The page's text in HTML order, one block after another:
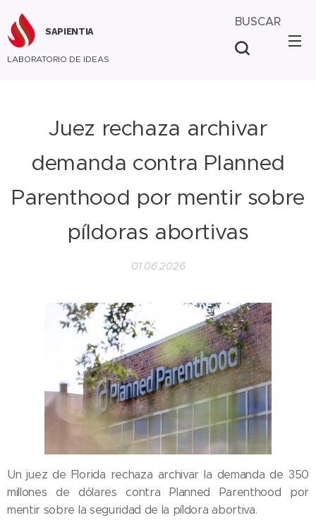
SAPIENTIA
LABORATORIO DE IDEAS
BUSCAR
Juez rechaza archivar
demanda contra Planned
Parenthood por mentir sobre
píldoras abortivas
01.06.2026
Un juez de Florida rechaza archivar la demanda de 350
millones de dólares contra Planned Parenthood por
mentir sobre la seguridad de la píldora abortiva.